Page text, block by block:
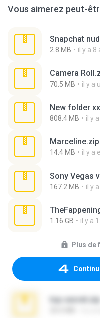
Vous aimerez peut-
Snapchat
2.8 MB il y a 8
Camera
70.5 MB il y a
New folder
808.4 MB il y
Marceline.zip
14.4 MB il y a
Sony Vegas
167.2 MB il y
1.16 GB il y a
Plus de
top secret.zip